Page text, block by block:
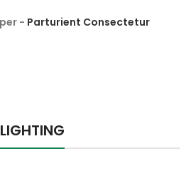
- Parturient Consectetur
LIGHTING